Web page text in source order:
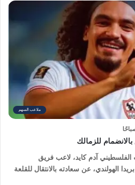
ملاعب السهم
للزمالك
الفلسطيني آدم كايد، لاعب فريق
الهولندي، عن سعادته بالانتقال للقلعة